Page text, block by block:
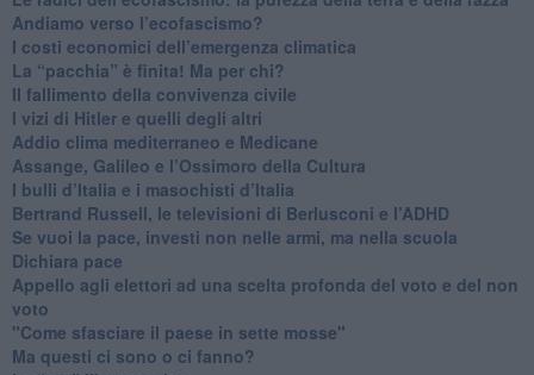
Andiamo verso l’ecofascismo?
I costi economici dell’emergenza climatica
​La “pacchia” è finita! Ma per chi?
​Il fallimento della convivenza civile
​I vizi di Hitler e quelli degli altri
Addio clima mediterraneo e Medicane
​Assange, Galileo e l’Ossimoro della Cultura
​I bulli d’Italia e i masochisti d’Italia
​Bertrand Russell, le televisioni di Berlusconi e l’ADHD
​Se vuoi la pace, investi non nelle armi, ma nella scuola
​Dichiara pace
​Appello agli elettori ad una scelta profonda del voto e del non
voto
"Come sfasciare il paese in sette mosse"
​Ma questi ci sono o ci fanno?